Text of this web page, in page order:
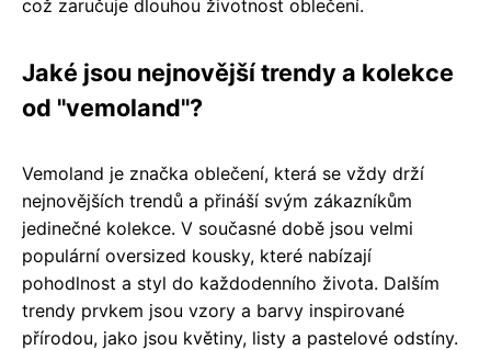
což zaručuje dlouhou životnost oblečení.
Jaké jsou nejnovější trendy a kolekce
od "vemoland"?
Vemoland je značka oblečení, která se vždy drží
nejnovějších trendů a přináší svým zákazníkům
jedinečné kolekce. V současné době jsou velmi
populární oversized kousky, které nabízají
pohodlnost a styl do každodenního života. Dalším
trendy prvkem jsou vzory a barvy inspirované
přírodou, jako jsou květiny, listy a pastelové odstíny.